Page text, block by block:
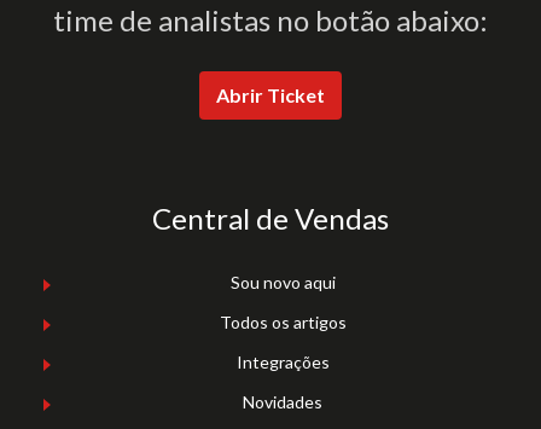
time de analistas no botão abaixo:
Abrir Ticket
Central de Vendas
Sou novo aqui
Todos os artigos
Integrações
Novidades